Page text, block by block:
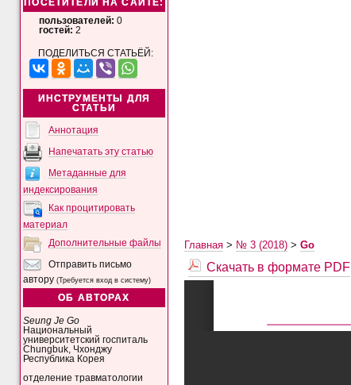
ПОСЕТИТЕЛИ НА САЙТЕ:
пользователей: 0
гостей: 2
ПОДЕЛИТЬСЯ СТАТЬЁЙ:
ИНСТРУМЕНТЫ ДЛЯ
СТАТЬИ
Аннотация
Напечатать эту статью
Метаданные для
индексирования
Как процитировать
материал
Дополнительные файлы
Отправить письмо
автору(Требуется вход в систему)
ОБ АВТОРАХ
Seung Je Go
Национальный
университетский госпиталь
Chungbuk, Чхонджу
Республика Корея
отделение травматологии
Главная> № 3 (2018)> Go
Скачать в формате PDF